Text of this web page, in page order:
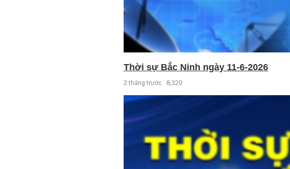
Thời sự Bắc Ninh ngày 11-6-2026
2 tháng trước 8,320